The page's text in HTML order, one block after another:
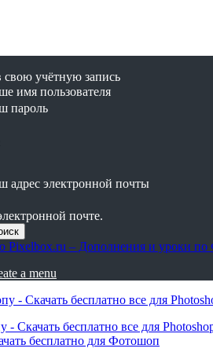
учётную запись
имя пользователя
пароль
адрес электронной почты
почте.
Pixelbox.ru – Дополнения и уроки
a menu
- Скачать бесплатно все для
Скачать бесплатно все для
бесплатно для Фотошоп